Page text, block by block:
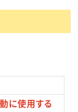
に使用する